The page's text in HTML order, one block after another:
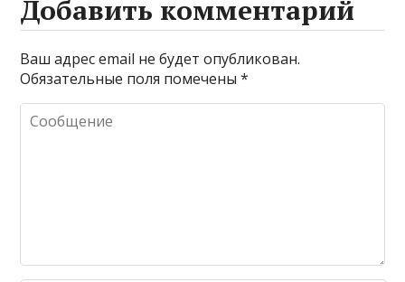
Добавить комментарий
Ваш адрес email не будет опубликован.
Обязательные поля помечены*